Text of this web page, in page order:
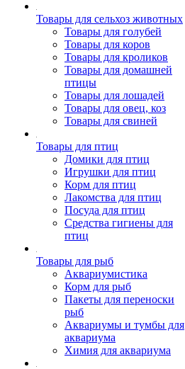
Товары для сельхоз животных
Товары для голубей
Товары для коров
Товары для кроликов
Товары для домашней
птицы
Товары для лошадей
Товары для овец, коз
Товары для свиней
Товары для птиц
Домики для птиц
Игрушки для птиц
Корм для птиц
Лакомства для птиц
Посуда для птиц
Средства гигиены для
птиц
Товары для рыб
Аквариумистика
Корм для рыб
Пакеты для переноски
рыб
Аквариумы и тумбы для
аквариума
Химия для аквариума